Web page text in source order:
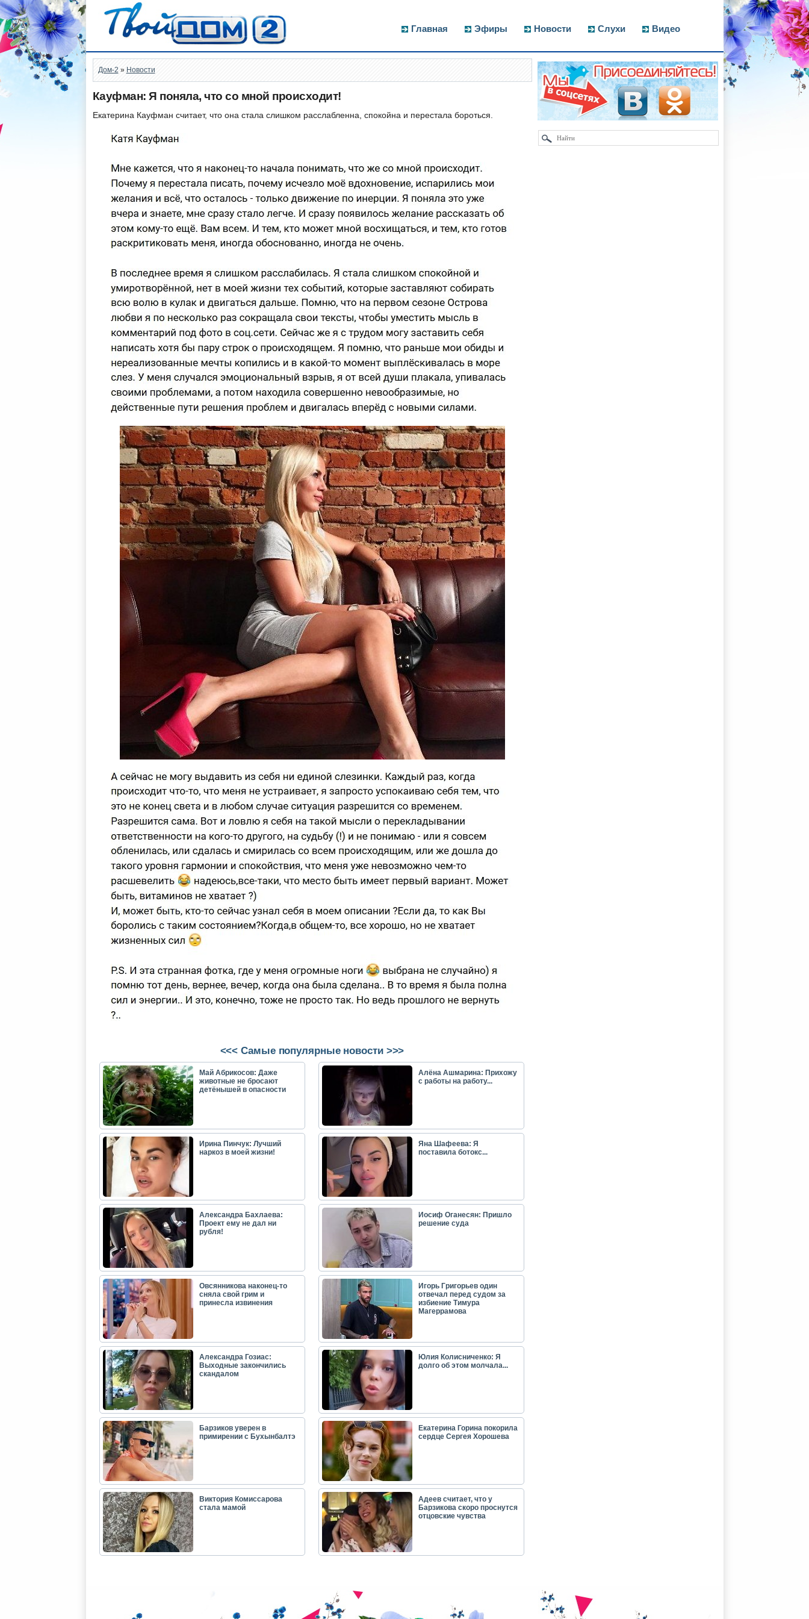
Главная Эфиры Новости Слухи Видео
Дом-2 » Новости
Кауфман: Я поняла, что со мной происходит!
Екатерина Кауфман считает, что она стала слишком расслабленна, спокойна и перестала бороться.
<<< Самые популярные новости >>>
Май Абрикосов: Даже
животные не бросают
детёнышей в опасности
Алёна Ашмарина: Прихожу
с работы на работу...
Ирина Пинчук: Лучший
наркоз в моей жизни!
Яна Шафеева: Я
поставила ботокс...
Александра Бахлаева:
Проект ему не дал ни
рубля!
Иосиф Оганесян: Пришло
решение суда
Овсянникова наконец-то
сняла свой грим и
принесла извинения
Игорь Григорьев один
отвечал перед судом за
избиение Тимура
Магеррамова
Александра Гозиас:
Выходные закончились
скандалом
Юлия Колисниченко: Я
долго об этом молчала...
Барзиков уверен в
примирении с Бухынбалтэ
Екатерина Горина покорила
сердце Сергея Хорошева
Виктория Комиссарова
стала мамой
Адеев считает, что у
Барзикова скоро проснутся
отцовские чувства